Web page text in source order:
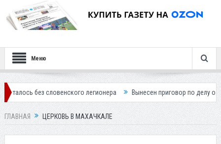
Меню
словенского легионера Вынесен приговор по делу о
ГЛАВНАЯ ЦЕРКОВЬ В МАХАЧКАЛЕ